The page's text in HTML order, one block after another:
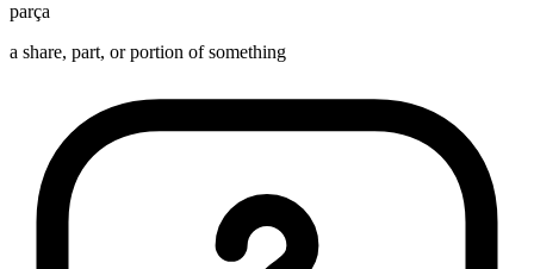
parça
a share, part, or portion of something